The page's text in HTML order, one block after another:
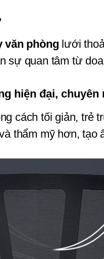
văn phòng lưới
sự quan tâm từ
hiện đại, chuyên
cách tối giản, trẻ
thẩm mỹ hơn,